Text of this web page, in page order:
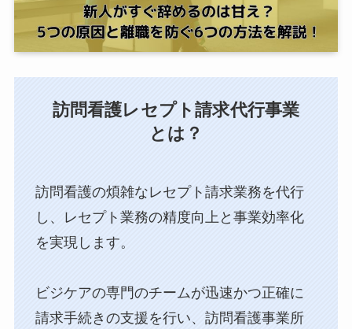
訪問看護レセプト請求代行事業
とは？
訪問看護の煩雑なレセプト請求業務を代行
し、⁨⁩レセプト業務の精度向上と事業効率化
を実現します。
ビジケアの専門のチームが迅速かつ正確に
請求手続きの支援を行い、訪問看護事業所